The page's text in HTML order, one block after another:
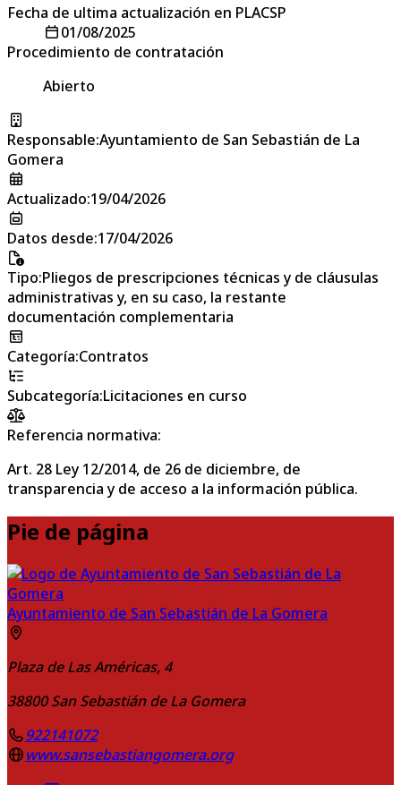
Fecha de ultima actualización en PLACSP
01/08/2025
Procedimiento de contratación
Abierto
Responsable:Ayuntamiento de San Sebastián de La
Gomera
Actualizado:19/04/2026
Datos desde:17/04/2026
Tipo:Pliegos de prescripciones técnicas y de cláusulas
administrativas y, en su caso, la restante
documentación complementaria
Categoría:Contratos
Subcategoría:Licitaciones en curso
Referencia normativa:
Art. 28 Ley 12/2014, de 26 de diciembre, de
transparencia y de acceso a la información pública.
Pie de página
Ayuntamiento de San Sebastián de La Gomera
Plaza de Las Américas, 4
38800 San Sebastián de La Gomera
922141072
www.sansebastiangomera.org